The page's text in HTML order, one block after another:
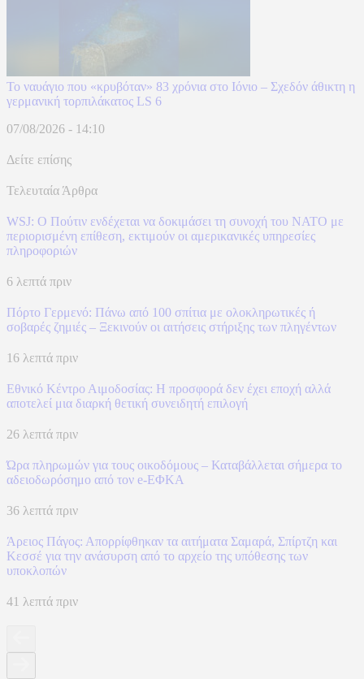
Το ναυάγιο που «κρυβόταν» 83 χρόνια στο Ιόνιο – Σχεδόν άθικτη η
γερμανική τορπιλάκατος LS 6
07/08/2026 - 14:10
Δείτε επίσης
Τελευταία Άρθρα
WSJ: Ο Πούτιν ενδέχεται να δοκιμάσει τη συνοχή του ΝΑΤΟ με
περιορισμένη επίθεση, εκτιμούν οι αμερικανικές υπηρεσίες
πληροφοριών
6 λεπτά πριν
Πόρτο Γερμενό: Πάνω από 100 σπίτια με ολοκληρωτικές ή
σοβαρές ζημιές – Ξεκινούν οι αιτήσεις στήριξης των πληγέντων
16 λεπτά πριν
Εθνικό Κέντρο Αιμοδοσίας: H προσφορά δεν έχει εποχή αλλά
αποτελεί μια διαρκή θετική συνειδητή επιλογή
26 λεπτά πριν
Ώρα πληρωμών για τους οικοδόμους – Καταβάλλεται σήμερα το
αδειοδωρόσημο από τον e-ΕΦΚΑ
36 λεπτά πριν
Άρειος Πάγος: Απορρίφθηκαν τα αιτήματα Σαμαρά, Σπίρτζη και
Κεσσέ για την ανάσυρση από το αρχείο της υπόθεσης των
υποκλοπών
41 λεπτά πριν